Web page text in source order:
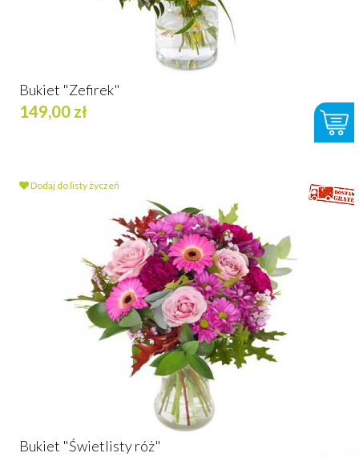
Bukiet "Zefirek"
149,00 zł
Dodaj do listy życzeń
Bukiet "Świetlisty róż"